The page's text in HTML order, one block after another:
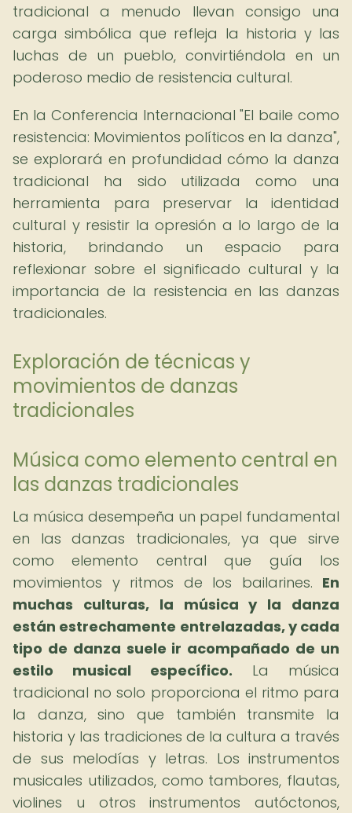
tradicional a menudo llevan consigo una
carga simbólica que refleja la historia y las
luchas de un pueblo, convirtiéndola en un
poderoso medio de resistencia cultural.
En la Conferencia Internacional "El baile como
resistencia: Movimientos políticos en la danza",
se explorará en profundidad cómo la danza
tradicional ha sido utilizada como una
herramienta para preservar la identidad
cultural y resistir la opresión a lo largo de la
historia, brindando un espacio para
reflexionar sobre el significado cultural y la
importancia de la resistencia en las danzas
tradicionales.
Exploración de técnicas y
movimientos de danzas
tradicionales
Música como elemento central en
las danzas tradicionales
La música desempeña un papel fundamental
en las danzas tradicionales, ya que sirve
como elemento central que guía los
movimientos y ritmos de los bailarines. En
muchas culturas, la música y la danza
están estrechamente entrelazadas, y cada
tipo de danza suele ir acompañado de un
estilo musical específico. La música
tradicional no solo proporciona el ritmo para
la danza, sino que también transmite la
historia y las tradiciones de la cultura a través
de sus melodías y letras. Los instrumentos
musicales utilizados, como tambores, flautas,
violines u otros instrumentos autóctonos,